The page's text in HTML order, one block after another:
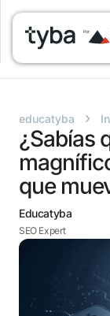
educatyba ›
¿Sabías
que
Educatyba
SEO Expert